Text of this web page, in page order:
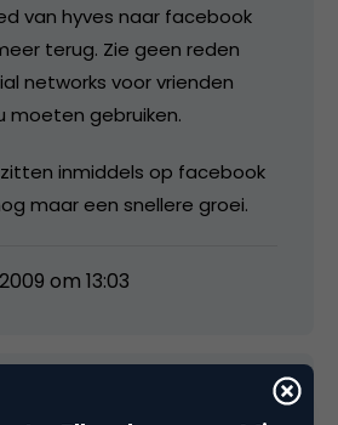
van hyves naar facebook
terug. Zie geen reden
networks voor vrienden
moeten gebruiken.
inmiddels op facebook
maar een snellere groei.
om 13:03